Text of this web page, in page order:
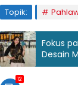
Topik:
Fokus
Desain
12